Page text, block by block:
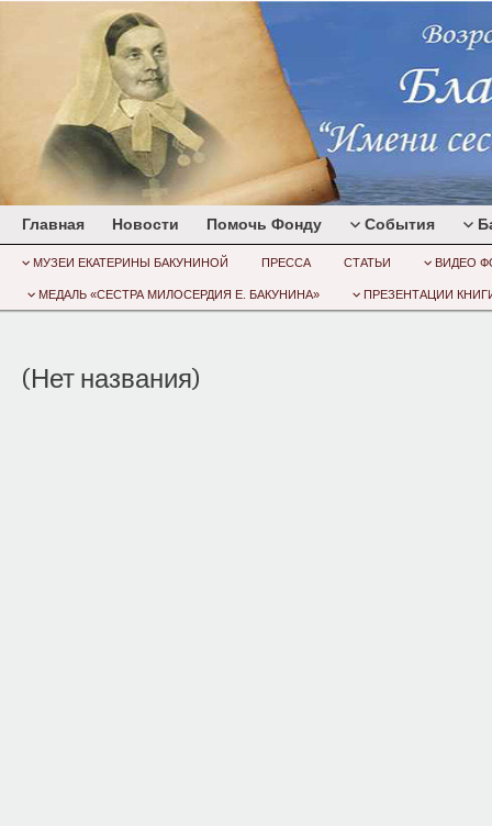
Главная Новости Помочь Фонду События
МУЗЕИ ЕКАТЕРИНЫ БАКУНИНОЙ ПРЕССА СТАТЬИ ВИДЕО
МЕДАЛЬ «СЕСТРА МИЛОСЕРДИЯ Е. БАКУНИНА» ПРЕЗЕНТАЦИИ
(Нет названия)